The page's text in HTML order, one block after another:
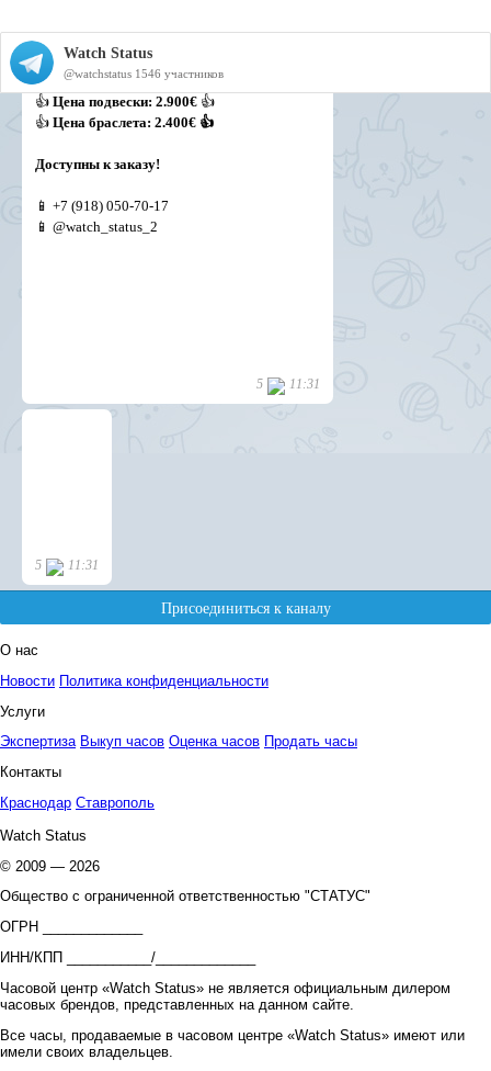
О нас
Новости Политика конфиденциальности
Услуги
Экспертиза Выкуп часов Оценка часов Продать часы
Контакты
Краснодар Ставрополь
Watch Status
© 2009 — 2026
Общество с ограниченной ответственностью "СТАТУС"
ОГРН _____________
ИНН/КПП ___________/_____________
Часовой центр «Watch Status» не является официальным дилером
часовых брендов, представленных на данном сайте.
Все часы, продаваемые в часовом центре «Watch Status» имеют или
имели своих владельцев.